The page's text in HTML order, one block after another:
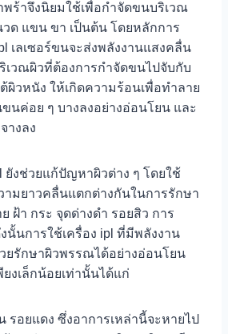
ร้าจึงนิยมใช้เพื่อกำจัดขนบริเวณ
วด แขน ขา เป็นต้น โดยหลักการ
เลเซอร์ขนจะส่งพลังงานแสงคลื่น
เวณผิวที่ต้องการกำจัดขนไปจับกับ
ผิวหนัง ให้เกิดความร้อนเพื่อทำลาย
นค่อย ๆ บางลงอย่างอ่อนโยน และ
างลง
ยังช่วยแก้ปัญหาผิวต่าง ๆ โดยใช้
มยาวคลื่นแตกต่างกันในการรักษา
ฝ้า กระ จุดด่างดำ รอยสิว การ
นั้นการใช้เครื่อง ipl ที่มีพลังงาน
ยรักษาผิวพรรณได้อย่างอ่อนโยน
ยงเล็กน้อยเท่านั้นได้แก่
รอยแดง ซึ่งอาการเหล่านี้จะหายไป